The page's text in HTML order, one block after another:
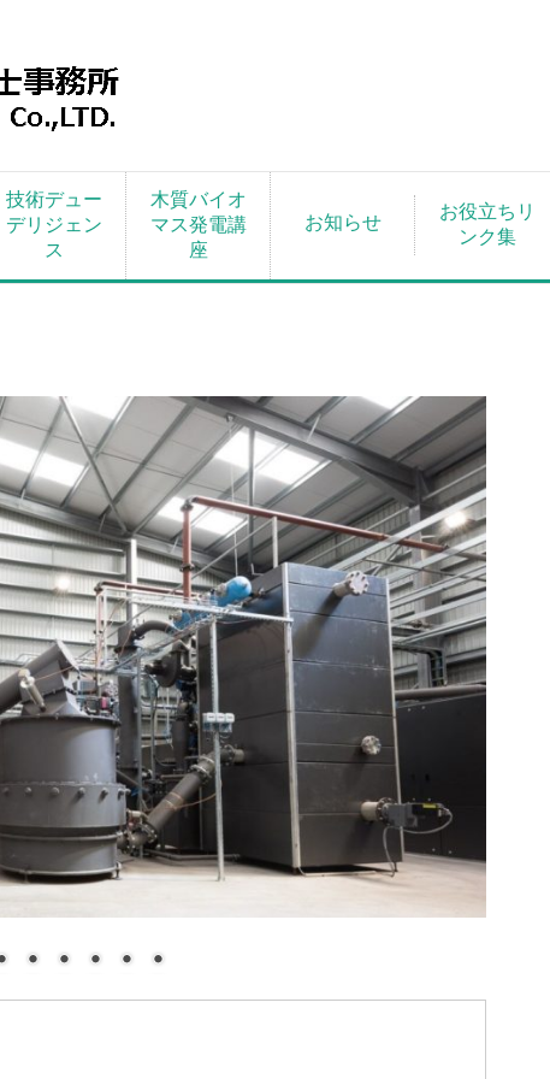
技術デュー
デリジェン
ス
木質バイオ
マス発電講
座
お知らせ
お役立ちリ
ンク集